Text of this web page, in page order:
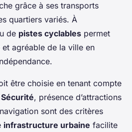
grâce à ses transports
quartiers variés. À
de pistes cyclables permet
agréable de la ville en
être choisie en tenant compte
Sécurité, présence d’attractions
sont des critères
infrastructure urbaine facilite